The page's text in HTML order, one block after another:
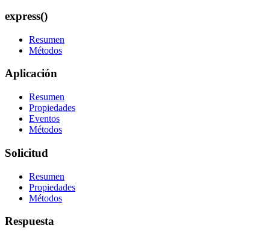
express()
Resumen
Métodos
Aplicación
Resumen
Propiedades
Eventos
Métodos
Solicitud
Resumen
Propiedades
Métodos
Respuesta